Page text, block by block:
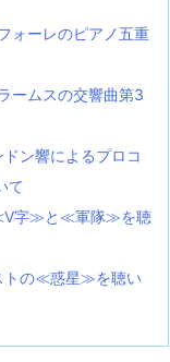
ォーレのピアノ五重
ームスの交響曲第3
ン響によるプロコ
て
≪V字≫と≪軍隊≫を聴
トの≪惑星≫を聴い